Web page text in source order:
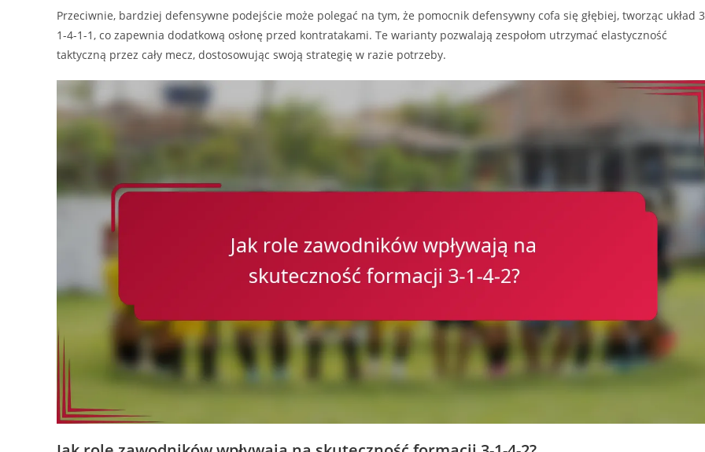
Przeciwnie, bardziej defensywne podejście może polegać na tym, że pomocnik defensywny cofa się głębiej, tworząc układ
1-4-1-1, co zapewnia dodatkową osłonę przed kontratakami. Te warianty pozwalają zespołom utrzymać elastyczność
taktyczną przez cały mecz, dostosowując swoją strategię w razie potrzeby.